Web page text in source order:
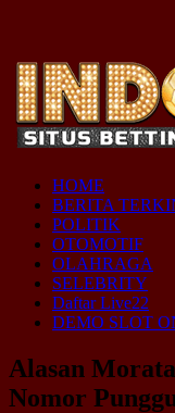
HOME
BERITA
POLITIK
OTOMOTIF
OLAHRAGA
SELEBRITY
Daftar Live22
DEMO SLOT
Alasan
Nomor